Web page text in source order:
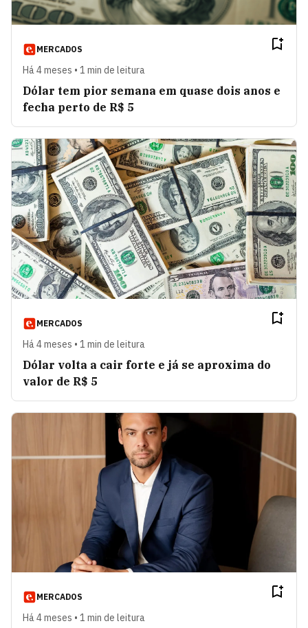
MERCADOS
Há 4 meses • 1 min de leitura
Dólar tem pior semana em quase dois anos e
fecha perto de R$ 5
MERCADOS
Há 4 meses • 1 min de leitura
Dólar volta a cair forte e já se aproxima do
valor de R$ 5
MERCADOS
Há 4 meses • 1 min de leitura